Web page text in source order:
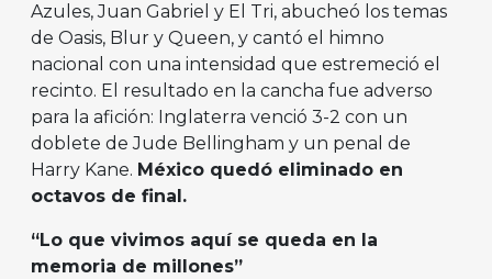
Azules, Juan Gabriel y El Tri, abucheó los temas
de Oasis, Blur y Queen, y cantó el himno
nacional con una intensidad que estremeció el
recinto. El resultado en la cancha fue adverso
para la afición: Inglaterra venció 3-2 con un
doblete de Jude Bellingham y un penal de
Harry Kane. México quedó eliminado en
octavos de final.
“Lo que vivimos aquí se queda en la
memoria de millones”